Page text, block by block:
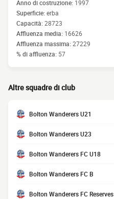
Anno di costruzione: 1997
Superficie:erba
Capacità:28723
Affluenza media: 16626
Affluenza massima:27229
% di affluenza: 57
Altre squadre di club
Bolton Wanderers U21
Bolton Wanderers U23
Bolton Wanderers FC U18
Bolton Wanderers FC B
Bolton Wanderers FC Reserves